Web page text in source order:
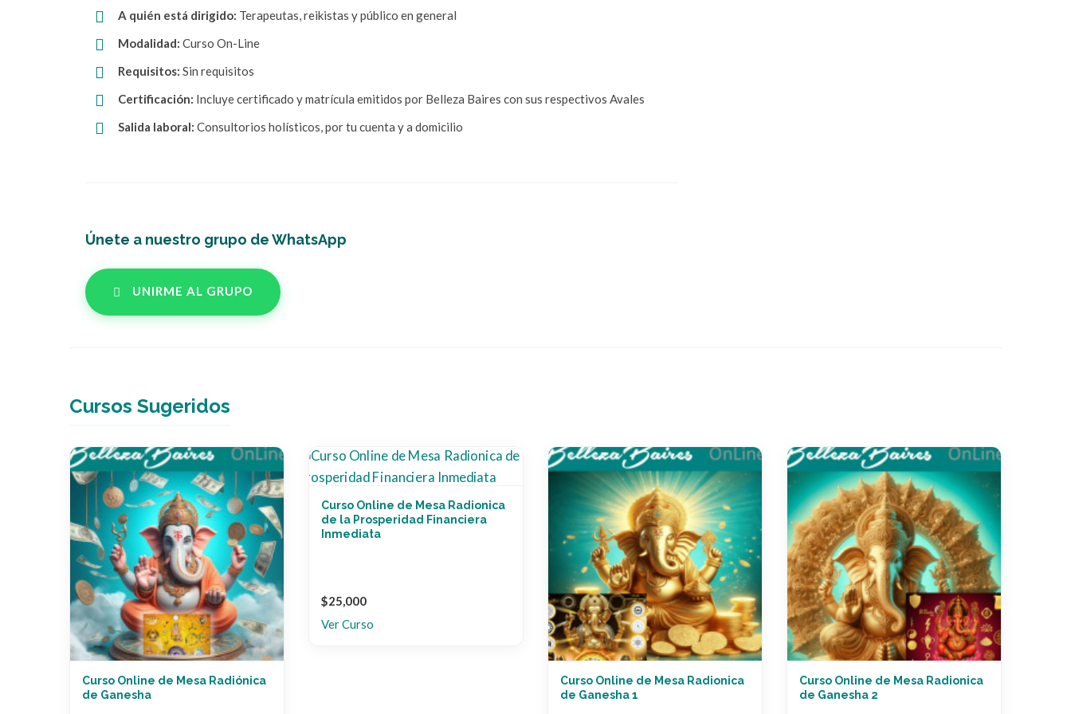
A quién está dirigido: Terapeutas, reikistas y público en general
Modalidad: Curso On-Line
Requisitos: Sin requisitos
Certificación: Incluye certificado y matrícula emitidos por Belleza Baires con sus respectivos Avales
Salida laboral: Consultorios holísticos, por tu cuenta y a domicilio
Únete a nuestro grupo de WhatsApp
UNIRME AL GRUPO
Cursos Sugeridos
Curso Online de Mesa Radiónica
de Ganesha
Curso Online de Mesa Radionica
de la Prosperidad Financiera
Inmediata
$25,000
Ver Curso
Curso Online de Mesa Radionica
de Ganesha 1
Curso Online de Mesa Radionica
de Ganesha 2